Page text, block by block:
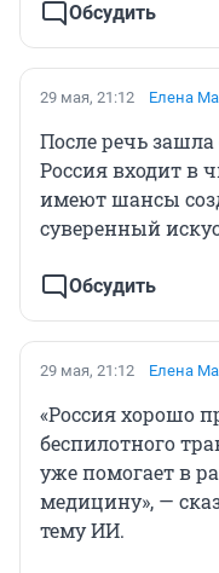
Обсудить
29 мая, 21:12 Елена
После речь
Россия входит в
имеют шансы
суверенный
Обсудить
29 мая, 21:12 Елена
«Россия хорошо
беспилотного
уже помогает в
медицину», —
тему ИИ.